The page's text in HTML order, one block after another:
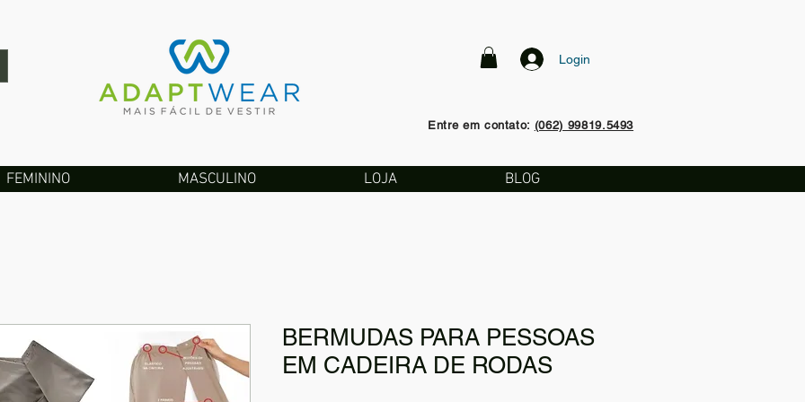
Login
Entre em contato: (062) 99819.5493
FEMININO MASCULINO LOJA BLOG
BERMUDAS PARA PESSOAS
EM CADEIRA DE RODAS